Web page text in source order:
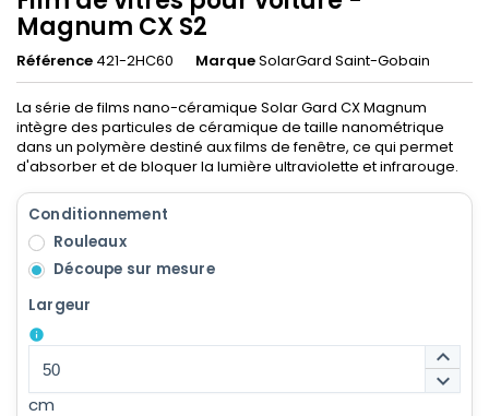
Magnum CX S2
Référence 421-2HC60 MarqueSolarGard Saint-Gobain
La série de films nano-céramique Solar Gard CX Magnum
intègre des particules de céramique de taille nanométrique
dans un polymère destiné aux films de fenêtre, ce qui permet
d'absorber et de bloquer la lumière ultraviolette et infrarouge.
Conditionnement
Rouleaux
Découpe sur mesure
Largeur
info
keyboard_arrow_up
keyboard_arrow_down
cm